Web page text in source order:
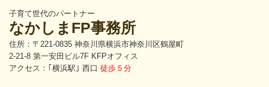
子育て世代のパートナー
なかしまFP事務所
住所：〒221-0835 神奈川県横浜市神奈川区鶴屋町
2-21-8 第一安田ビル7F KFPオフィス
アクセス：｢横浜駅｣ 西口 徒歩５分